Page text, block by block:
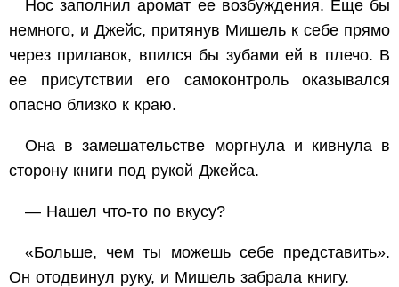
Нос заполнил аромат ее возбуждения. Еще бы
немного, и Джейс, притянув Мишель к себе прямо
через прилавок, впился бы зубами ей в плечо. В
ее присутствии его самоконтроль оказывался
опасно близко к краю.
Она в замешательстве моргнула и кивнула в
сторону книги под рукой Джейса.
— Нашел что-то по вкусу?
«Больше, чем ты можешь себе представить».
Он отодвинул руку, и Мишель забрала книгу.